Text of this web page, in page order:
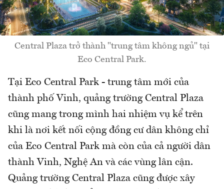
Central Plaza trở thành "trung tâm không ngủ" tại
Eco Central Park.
Tại Eco Central Park - trung tâm mới của
thành phố Vinh, quảng trường Central Plaza
cũng mang trong mình hai nhiệm vụ kể trên
khi là nơi kết nối cộng đồng cư dân không chỉ
của Eco Central Park mà còn của cả người dân
thành Vinh, Nghệ An và các vùng lân cận.
Quảng trường Central Plaza cũng được xây